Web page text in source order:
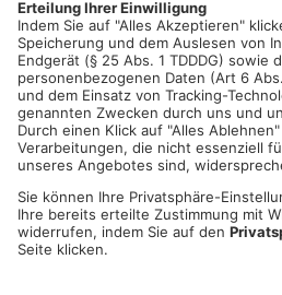
Geschädigte eine Mitteilung auf sein
jemand unberechtigt auf seinem
woraufhin er sich umgehend auf
eintraf, waren der oder die Täter
Der Inhaber stellte jedoch fest,
aufgehebelt wurde und daraus eine
wurde, die nun im Hof stand - und
stand fest, dass dieser aus der
stammte. Auch hier wurde
Eingangstür zur Filiale aufgebohrt
Räumlichkeiten nach draußen
mit der zuvor organisierten
Tresors gelangten die Täter